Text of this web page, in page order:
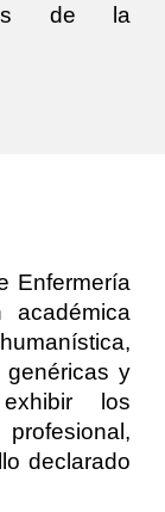
de la
Enfermería
académica
genéricas y
los
declarado